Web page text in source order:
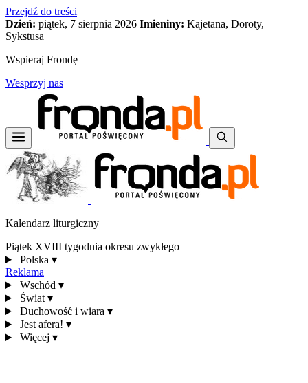
Przejdź do treści
Dzień: piątek, 7 sierpnia 2026 Imieniny: Kajetana, Doroty,
Sykstusa
Wspieraj Frondę
Wesprzyj nas
Kalendarz liturgiczny
Piątek XVIII tygodnia okresu zwykłego
Polska ▾
Reklama
Wschód ▾
Świat ▾
Duchowość i wiara ▾
Jest afera! ▾
Więcej ▾